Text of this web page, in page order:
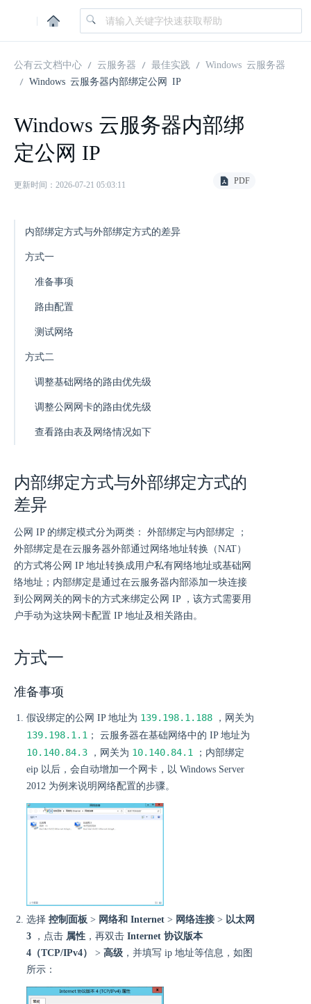
|
公有云文档中心 云服务器 最佳实践
Windows 云服务器
Windows 云服务器内部绑定公网 IP
Windows 云服务器内部绑
定公网 IP
更新时间：2026-07-21 05:03:11 PDF
内部绑定方式与外部绑定方式的差异
方式一
准备事项
路由配置
测试网络
方式二
调整基础网络的路由优先级
调整公网网卡的路由优先级
查看路由表及网络情况如下
内部绑定方式与外部绑定方式的
差异
公网 IP 的绑定模式分为两类： 外部绑定与内部绑定 ；
外部绑定是在云服务器外部通过网络地址转换（NAT）
的方式将公网 IP 地址转换成用户私有网络地址或基础网
络地址；内部绑定是通过在云服务器内部添加一块连接
到公网网关的网卡的方式来绑定公网 IP ，该方式需要用
户手动为这块网卡配置 IP 地址及相关路由。
方式一
准备事项
假设绑定的公网 IP 地址为 139.198.1.188 ，网关为
139.198.1.1 ； 云服务器在基础网络中的 IP 地址为
10.140.84.3 ，网关为 10.140.84.1
；内部绑定
eip 以后，会自动增加一个网卡，以 Windows Server
2012 为例来说明网络配置的步骤。
选择 控制面板 > 网络和 Internet > 网络连接 > 以太网
3 ，点击 属性 ，再双击 Internet 协议版本
4（TCP/IPv4）
> 高级 ，并填写 ip 地址等信息，如图
所示：